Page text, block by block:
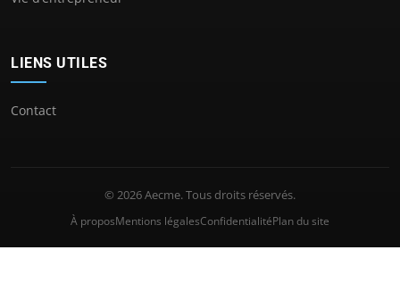
LIENS UTILES
Contact
© 2026 Aecme. Tous droits réservés.
À proposMentions légalesConfidentialitéPlan du site